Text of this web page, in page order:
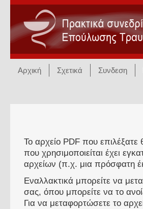
Αρχική Σχετικά Συνδεση
Το αρχείο PDF που
που χρησιμοποιείται έχει
αρχείων (π.χ. μια πρόσφατη
Εναλλακτικά μπορείτε να
σας, όπου μπορείτε να το
Για να μεταφορτώσετε το